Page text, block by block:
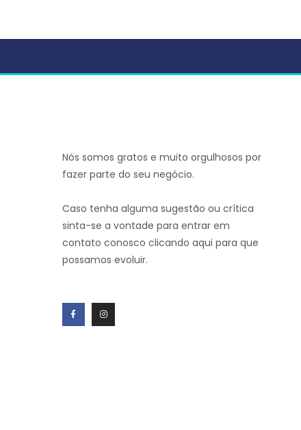
Nós somos gratos e muito orgulhosos por
fazer parte do seu negócio.
Caso tenha alguma sugestão ou crítica
sinta-se a vontade para entrar em
contato conosco clicando aqui para que
possamos evoluir.